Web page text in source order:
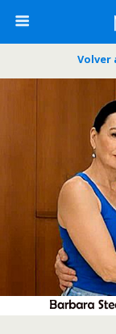
Volver